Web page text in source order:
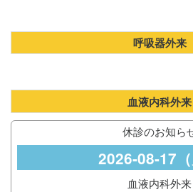
呼吸器外来
血液内科外来
休診のお知ら
2026-08-17（
血液内科外来